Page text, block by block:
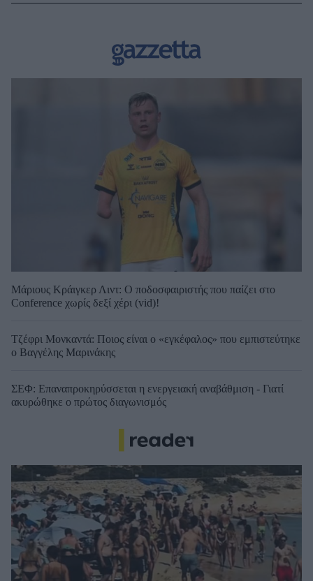
Μάριους Κράιγκερ Λιντ: Ο ποδοσφαιριστής που παίζει στο
Conference χωρίς δεξί χέρι (vid)!
Τζέφρι Μονκαντά: Ποιος είναι ο «εγκέφαλος» που εμπιστεύτηκε
ο Βαγγέλης Μαρινάκης
ΣΕΦ: Επαναπροκηρύσσεται η ενεργειακή αναβάθμιση - Γιατί
ακυρώθηκε ο πρώτος διαγωνισμός